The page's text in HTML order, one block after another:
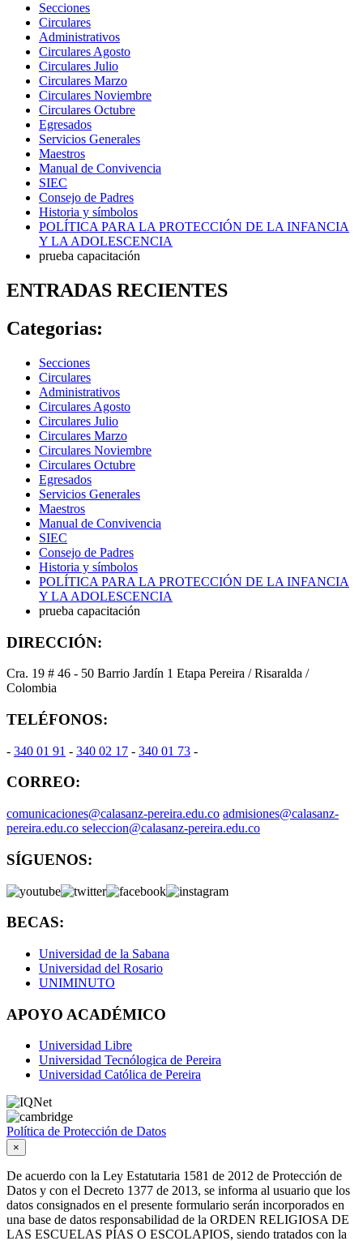
Secciones
Circulares
Administrativos
Circulares Agosto
Circulares Julio
Circulares Marzo
Circulares Noviembre
Circulares Octubre
Egresados
Servicios Generales
Maestros
Manual de Convivencia
SIEC
Consejo de Padres
Historia y símbolos
POLÍTICA PARA LA PROTECCIÓN DE LA INFANCIA
Y LA ADOLESCENCIA
prueba capacitación
ENTRADAS RECIENTES
Categorias:
Secciones
Circulares
Administrativos
Circulares Agosto
Circulares Julio
Circulares Marzo
Circulares Noviembre
Circulares Octubre
Egresados
Servicios Generales
Maestros
Manual de Convivencia
SIEC
Consejo de Padres
Historia y símbolos
POLÍTICA PARA LA PROTECCIÓN DE LA INFANCIA
Y LA ADOLESCENCIA
prueba capacitación
DIRECCIÓN:
Cra. 19 # 46 - 50 Barrio Jardín 1 Etapa Pereira / Risaralda /
Colombia
TELÉFONOS:
- 340 01 91 - 340 02 17 - 340 01 73 -
CORREO:
comunicaciones@calasanz-pereira.edu.co admisiones@calasanz-
pereira.edu.co seleccion@calasanz-pereira.edu.co
SÍGUENOS:
BECAS:
Universidad de la Sabana
Universidad del Rosario
UNIMINUTO
APOYO ACADÉMICO
Universidad Libre
Universidad Tecnólogica de Pereira
Universidad Católica de Pereira
Política de Protección de Datos
×
De acuerdo con la Ley Estatutaria 1581 de 2012 de Protección de
Datos y con el Decreto 1377 de 2013, se informa al usuario que los
datos consignados en el presente formulario serán incorporados en
una base de datos responsabilidad de la ORDEN RELIGIOSA DE
LAS ESCUELAS PÍAS O ESCOLAPIOS, siendo tratados con la